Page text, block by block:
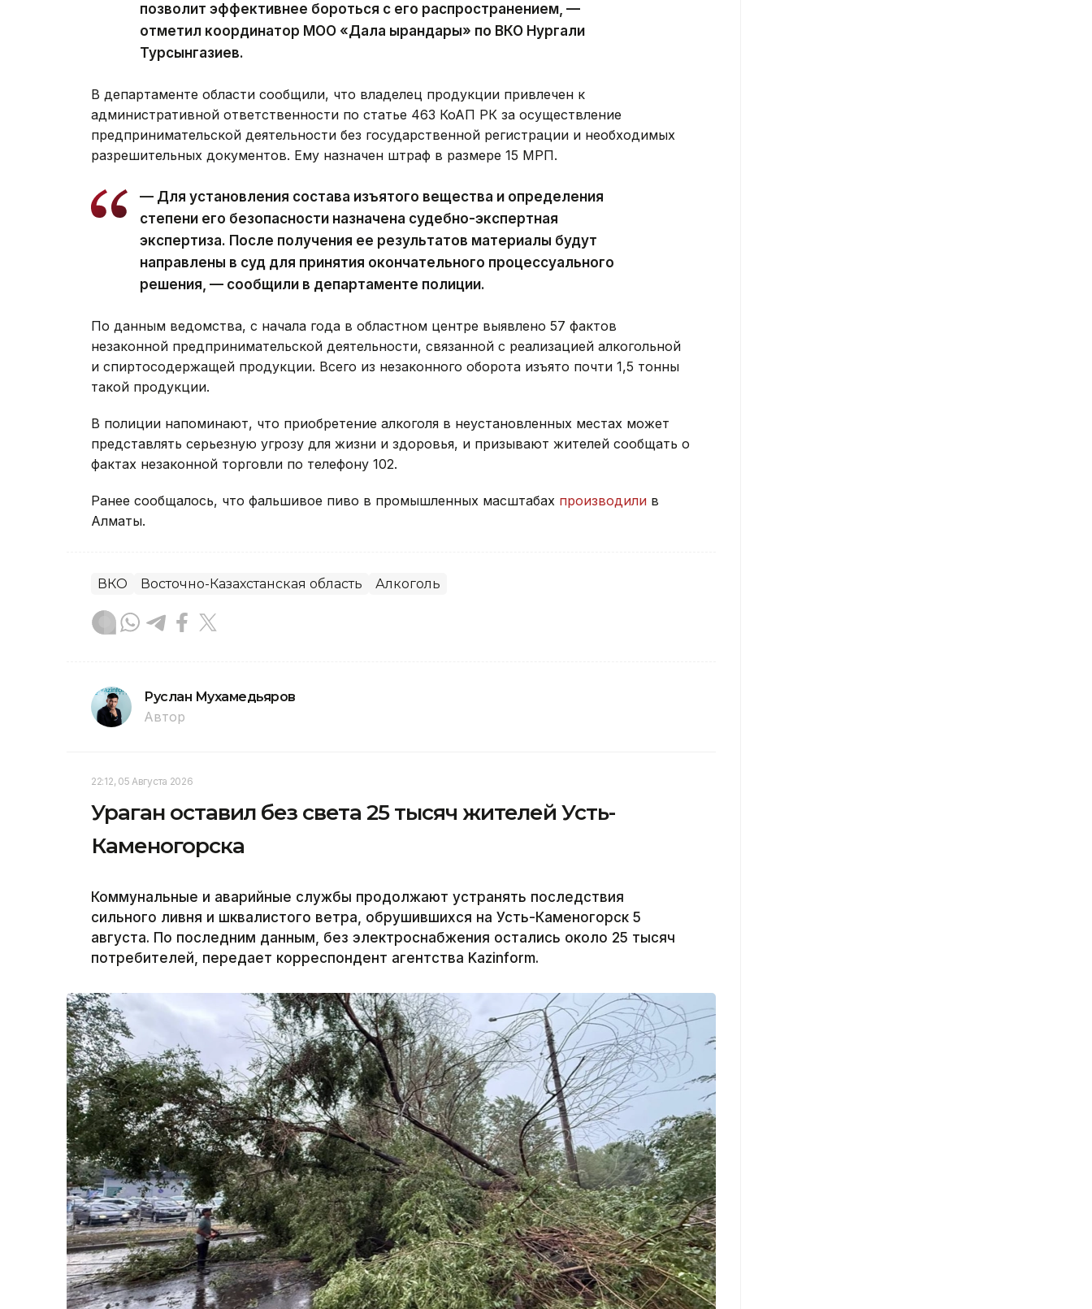
позволит эффективнее бороться с его распространением, —
отметил координатор МОО «Дала Қырандары» по ВКО Нургали
Турсынгазиев.
В департаменте области сообщили, что владелец продукции привлечен к
административной ответственности по статье 463 КоАП РК за осуществление
предпринимательской деятельности без государственной регистрации и необходимых
разрешительных документов. Ему назначен штраф в размере 15 МРП.
— Для установления состава изъятого вещества и определения
степени его безопасности назначена судебно-экспертная
экспертиза. После получения ее результатов материалы будут
направлены в суд для принятия окончательного процессуального
решения, — сообщили в департаменте полиции.
По данным ведомства, с начала года в областном центре выявлено 57 фактов
незаконной предпринимательской деятельности, связанной с реализацией алкогольной
и спиртосодержащей продукции. Всего из незаконного оборота изъято почти 1,5 тонны
такой продукции.
В полиции напоминают, что приобретение алкоголя в неустановленных местах может
представлять серьезную угрозу для жизни и здоровья, и призывают жителей сообщать о
фактах незаконной торговли по телефону 102.
Ранее сообщалось, что фальшивое пиво в промышленных масштабах производили в
Алматы.
ВКО Восточно-Казахстанская область Алкоголь
Руслан Мухамедьяров
Автор
22:12, 05 Августа 2026
Ураган оставил без света 25 тысяч жителей Усть-
Каменогорска
Коммунальные и аварийные службы продолжают устранять последствия
сильного ливня и шквалистого ветра, обрушившихся на Усть-Каменогорск 5
августа. По последним данным, без электроснабжения остались около 25 тысяч
потребителей, передает корреспондент агентства Kazinform.